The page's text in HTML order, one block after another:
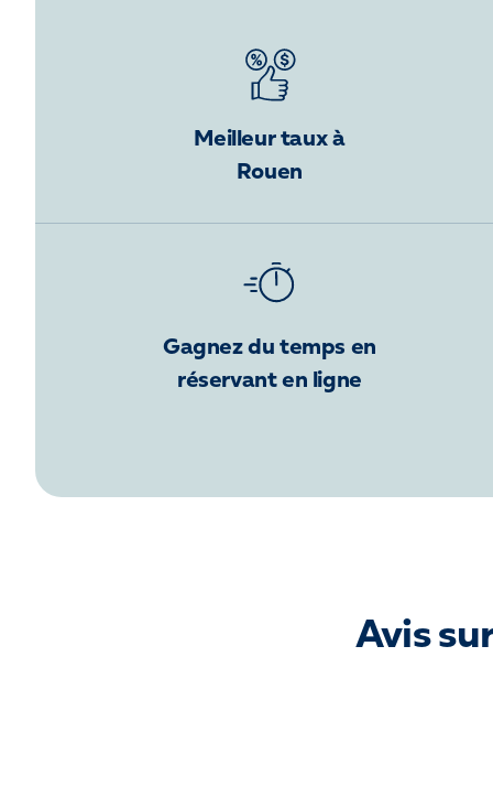
Meilleur taux à
Rouen
Gagnez du temps en
réservant en ligne
Avis